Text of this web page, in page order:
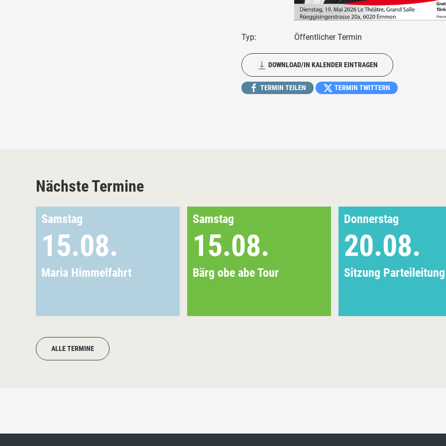
Typ: Öffentlicher Termin
DOWNLOAD/IN KALENDER EINTRAGEN
TERMIN TEILEN TERMIN TWITTERN
Nächste Termine
Samstag
15.08.
Maria Himmelfahrt
Samstag
15.08.
Bärg obe abe Tour
Donnerstag
20.08.
Sitzung Parteileitung
ALLE TERMINE